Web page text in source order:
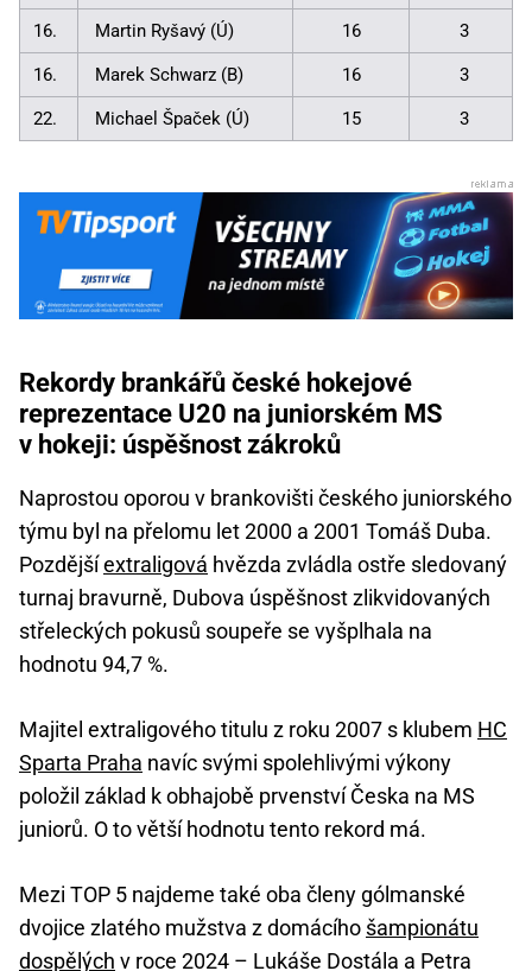
16. Martin Ryšavý (Ú) 16 3
16. Marek Schwarz (B) 16 3
22. Michael Špaček (Ú) 15 3
Rekordy brankářů české hokejové
reprezentace U20 na juniorském MS
v hokeji: úspěšnost zákroků
Naprostou oporou v brankovišti českého juniorského
týmu byl na přelomu let 2000 a 2001 Tomáš Duba.
Pozdějšíextraligová hvězda zvládla ostře sledovaný
turnaj bravurně, Dubova úspěšnost zlikvidovaných
střeleckých pokusů soupeře se vyšplhala na
hodnotu 94,7 %.
Majitel extraligového titulu z roku 2007 s klubem HC
Sparta Praha navíc svými spolehlivými výkony
položil základ k obhajobě prvenství Česka na MS
juniorů. O to větší hodnotu tento rekord má.
Mezi TOP 5 najdeme také oba členy gólmanské
dvojice zlatého mužstva z domácího šampionátu
dospělých v roce 2024 –⁠ Lukáše Dostála a Petra